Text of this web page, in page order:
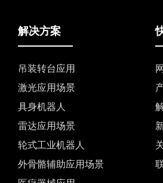
解决方案
吊装转台应用
激光应用场景
具身机器人
雷达应用场景
轮式工业机器人
外骨骼辅助应用场景